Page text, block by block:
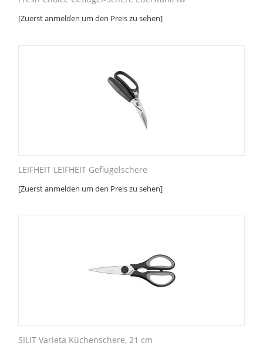
[Zuerst anmelden um den Preis zu sehen]
LEIFHEIT LEIFHEIT Geflügelschere
[Zuerst anmelden um den Preis zu sehen]
SILIT Varieta Küchenschere, 21 cm